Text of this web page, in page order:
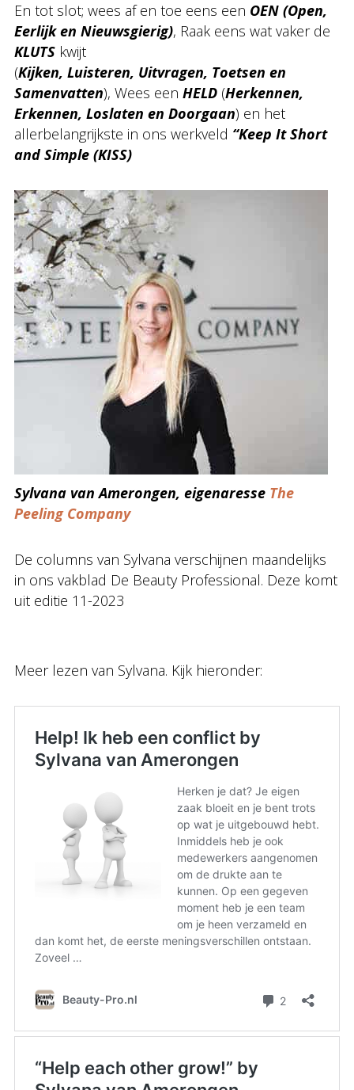
En tot slot; wees af en toe eens een OEN (Open,
Eerlijk en Nieuwsgierig), Raak eens wat vaker de
KLUTS kwijt
(Kijken, Luisteren, Uitvragen, Toetsen en
Samenvatten), Wees een HELD (Herkennen,
Erkennen, Loslaten en Doorgaan) en het
allerbelangrijkste in ons werkveld “Keep It Short
and Simple (KISS)
Sylvana van Amerongen, eigenaresse The
Peeling Company
De columns van Sylvana verschijnen maandelijks
in ons vakblad De Beauty Professional. Deze komt
uit editie 11-2023
Meer lezen van Sylvana. Kijk hieronder: